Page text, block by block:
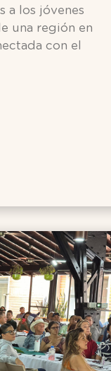
a los jóvenes
una región en
con el